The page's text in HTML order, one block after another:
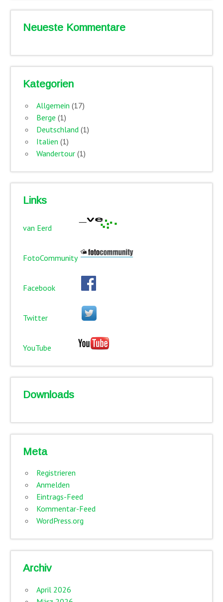
Neueste Kommentare
Kategorien
Allgemein (17)
Berge (1)
Deutschland(1)
Italien (1)
Wandertour(1)
Links
van Eerd
FotoCommunity
Facebook
Twitter
YouTube
Downloads
Meta
Registrieren
Anmelden
Eintrags-Feed
Kommentar-Feed
WordPress.org
Archiv
April 2026